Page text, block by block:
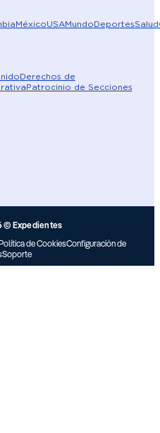
MéxicoUSAMundoDeportesSalud
Derechos de
Patrocinio de Secciones
© Expedientes
de CookiesConfiguración de
Soporte